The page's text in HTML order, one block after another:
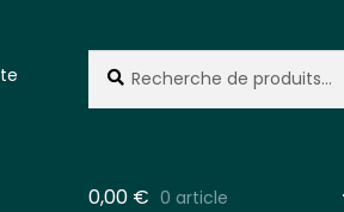
pour :
0,00 € 0 article